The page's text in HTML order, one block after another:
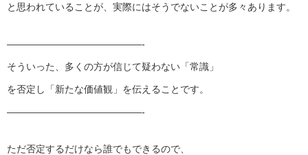
と思われていることが、実際にはそうでないことが多々あります。
——————————————-
そういった、多くの方が信じて疑わない「常識」
を否定し「新たな価値観」を伝えることです。
——————————————-
ただ否定するだけなら誰でもできるので、